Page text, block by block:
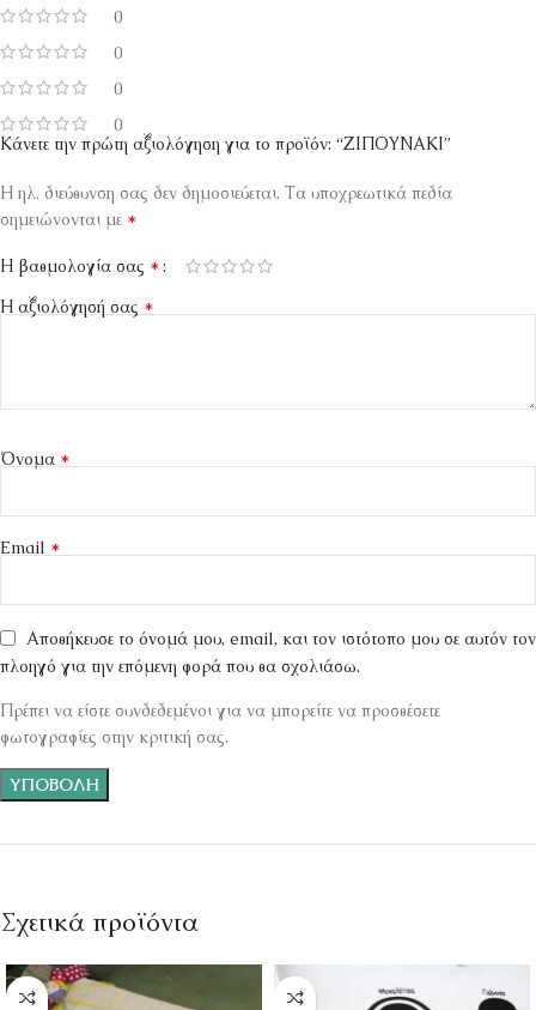
0
0
0
0
Κάνετε την πρώτη αξιολόγηση για το προϊόν: “ΖΙΠΟΥΝΑΚΙ”
Η ηλ. διεύθυνση σας δεν δημοσιεύεται. Τα υποχρεωτικά πεδία
σημειώνονται με *
Η βαθμολογία σας *
Η αξιολόγησή σας *
Όνομα *
Email *
Αποθήκευσε το όνομά μου, email, και τον ιστότοπο μου σε αυτόν τον
πλοηγό για την επόμενη φορά που θα σχολιάσω.
Πρέπει να είστε συνδεδεμένοι για να μπορείτε να προσθέσετε
φωτογραφίες στην κριτική σας.
Σχετικά προϊόντα